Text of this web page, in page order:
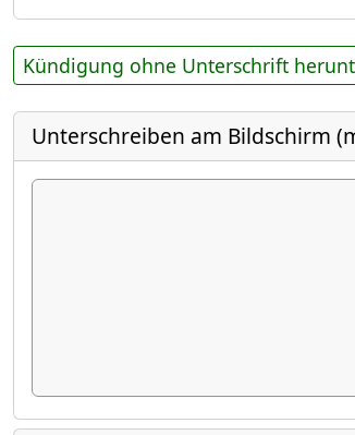
Kündigung ohne Unterschrift
Unterschreiben am Bildschirm